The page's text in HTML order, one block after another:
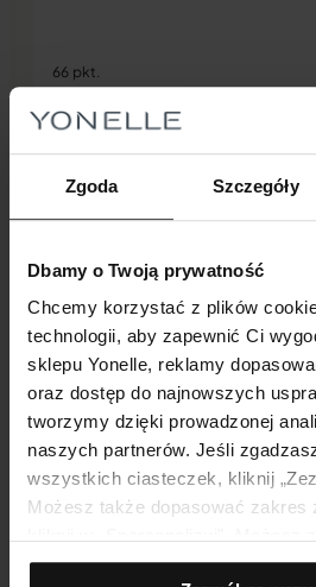
Zgoda Szczegóły
Dbamy o Twoją prywatność
Chcemy korzystać z plików
technologii, aby zapewnić Ci
sklepu Yonelle, reklamy
oraz dostęp do najnowszych
tworzymy dzięki prowadzonej
naszych partnerów. Jeśli
wszystkich ciasteczek, kliknij
Możesz także dopasować zakres
zgodę, np. zmieniając ustawienia
66 pkt.
330,00zł
FORTEFUSION
FORTEFUSÍON Krem Na
Dodaj do koszyka